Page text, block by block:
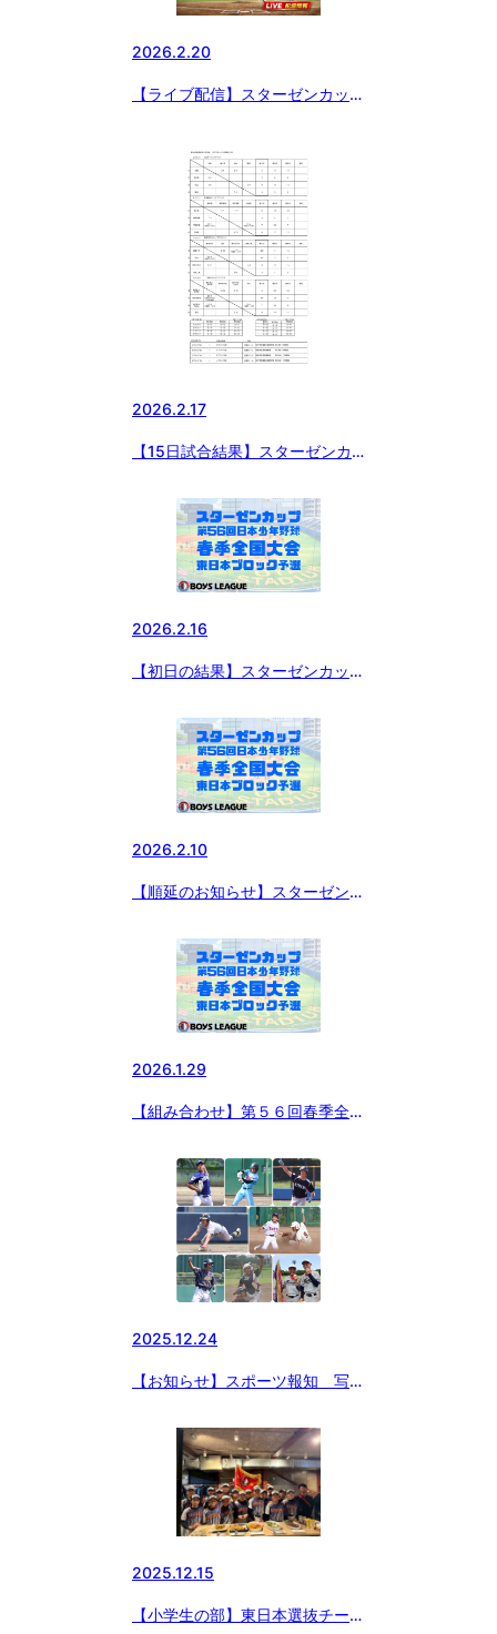
2026.2.20
【ライブ配信】スターゼンカップ
会 東日本ブロック予選
2026.2.17
【15日試合結果】スターゼンカ
国大会 東日本ブロック予選
2026.2.16
【初日の結果】スターゼンカップ
会 小学生の部 東日本ブロック予
2026.2.10
【順延のお知らせ】スターゼンカ
国大会 小学生の部 東日本ブロッ
ク予選
2026.1.29
【組み合わせ】第５６回春季全国
2025.12.24
【お知らせ】スポーツ報知 写真
2025.12.15
【小学生の部】東日本選抜チーム